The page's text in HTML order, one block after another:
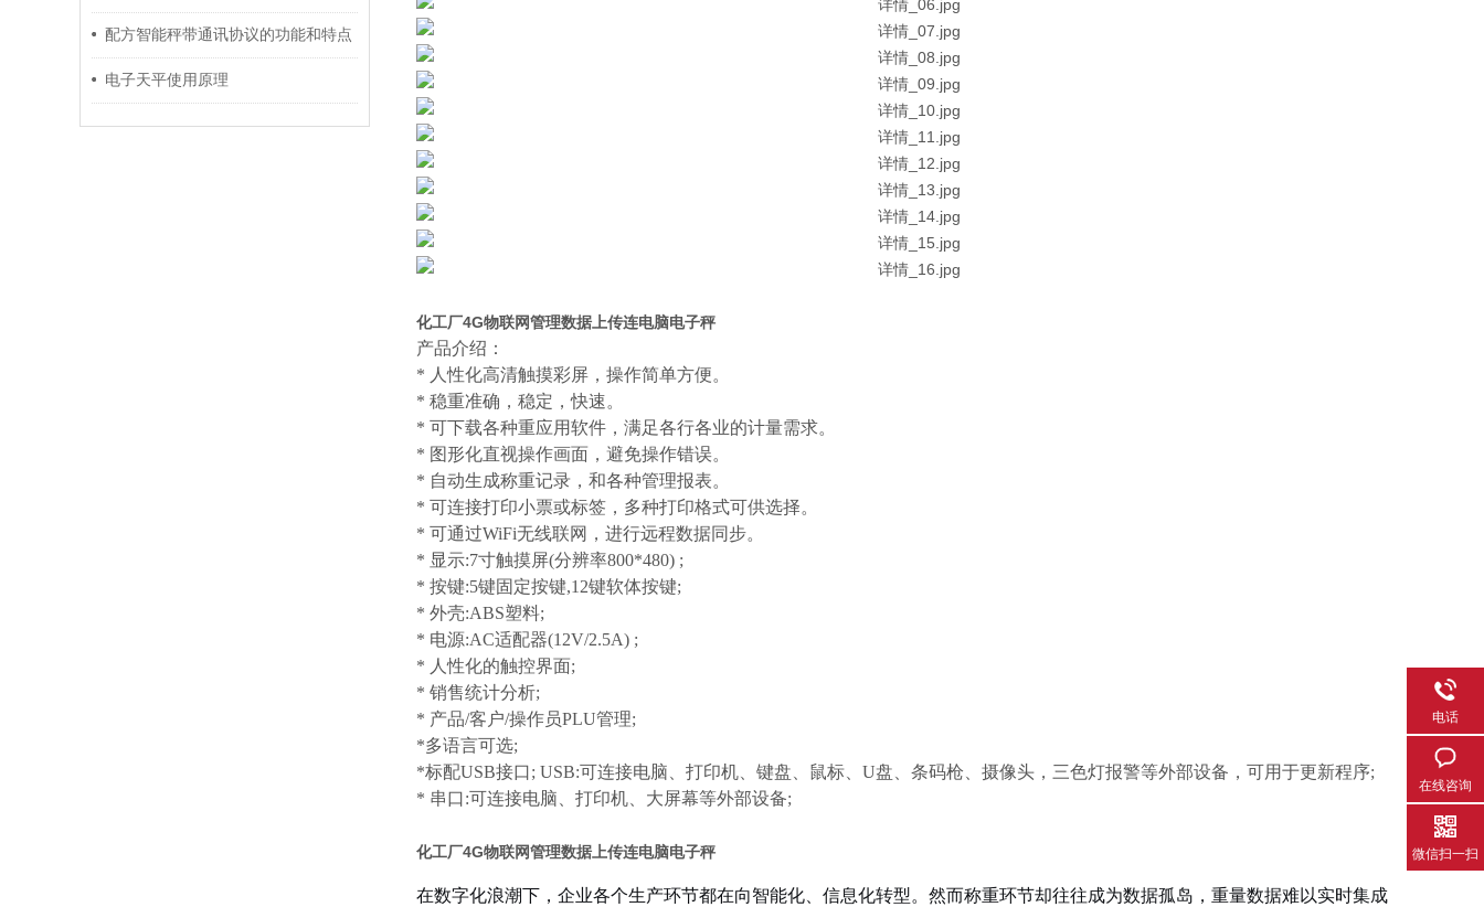
配方智能秤带通讯协议的功能和特点
电子天平使用原理
化工厂4G物联网管理数据上传连电脑电子秤
产品介绍：
* 人性化高清触摸彩屏，操作简单方便。
* 稳重准确，稳定，快速。
* 可下载各种重应用软件，满足各行各业的计量需求。
* 图形化直视操作画面，避免操作错误。
* 自动生成称重记录，和各种管理报表。
* 可连接打印小票或标签，多种打印格式可供选择。
* 可通过WiFi无线联网，进行远程数据同步。
* 显示:7寸触摸屏(分辨率800*480) ;
* 按键:5键固定按键,12键软体按键;
* 外壳:ABS塑料;
* 电源:AC适配器(12V/2.5A) ;
* 人性化的触控界面;
* 销售统计分析;
* 产品/客户/操作员PLU管理;
*多语言可选;
*标配USB接口; USB:可连接电脑、打印机、键盘、鼠标、U盘、条码枪、摄像头，三色灯报警等外部设备，可用于更新程序;
* 串口:可连接电脑、打印机、大屏幕等外部设备;
化工厂4G物联网管理数据上传连电脑电子秤
在数字化浪潮下，企业各个生产环节都在向智能化、信息化转型。然而称重环节却往往成为数据孤岛，重量数据难以实时集成
电话
在线咨询
微信扫一扫